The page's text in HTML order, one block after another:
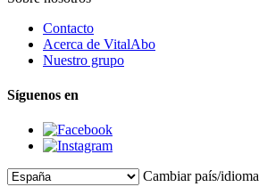
Contacto
Acerca de VitalAbo
Nuestro grupo
Síguenos en
Cambiar país/idioma